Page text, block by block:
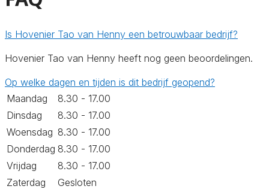
Is Hovenier Tao van Henny een betrouwbaar bedrijf?
Hovenier Tao van Henny heeft nog geen beoordelingen.
Op welke dagen en tijden is dit bedrijf geopend?
Maandag
8.30 - 17.00
Dinsdag
8.30 - 17.00
Woensdag 8.30 - 17.00
Donderdag 8.30 - 17.00
Vrijdag
8.30 - 17.00
Zaterdag
Gesloten